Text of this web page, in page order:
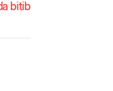
bitib